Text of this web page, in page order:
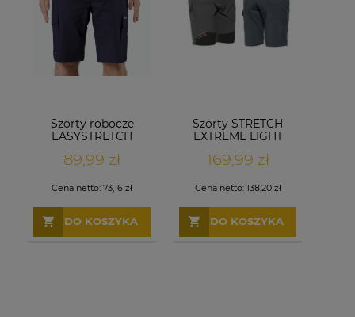
Szorty robocze
EASYSTRETCH
89,99 zł
Cena netto: 73,16 zł
DO KOSZYKA
Szorty STRETCH
EXTREME LIGHT
169,99 zł
Cena netto: 138,20 zł
DO KOSZYKA